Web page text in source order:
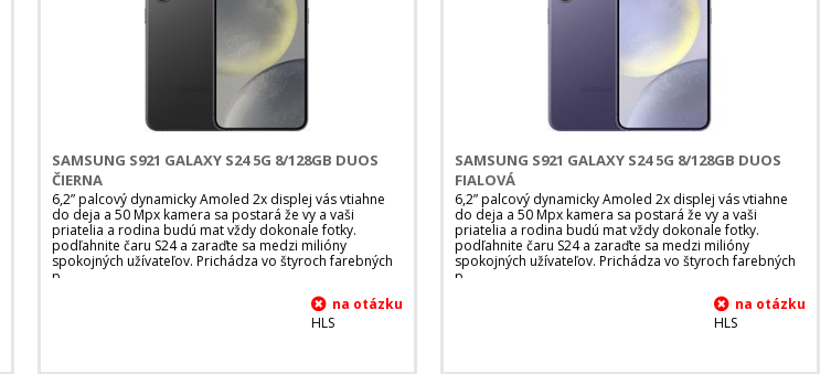
SAMSUNG S921 GALAXY S24 5G 8/128GB DUOS
ČIERNA
6,2” palcový dynamicky Amoled 2x displej vás vtiahne
do deja a 50 Mpx kamera sa postará že vy a vaši
priatelia a rodina budú mat vždy dokonale fotky.
podľahnite čaru S24 a zaraďte sa medzi milióny
spokojných užívateľov. Prichádza vo štyroch farebných
p
HLS
SAMSUNG S921 GALAXY S24 5G 8/128GB DUOS
FIALOVÁ
6,2” palcový dynamicky Amoled 2x displej vás vtiahne
do deja a 50 Mpx kamera sa postará že vy a vaši
priatelia a rodina budú mat vždy dokonale fotky.
podľahnite čaru S24 a zaraďte sa medzi milióny
spokojných užívateľov. Prichádza vo štyroch farebných
p
HLS